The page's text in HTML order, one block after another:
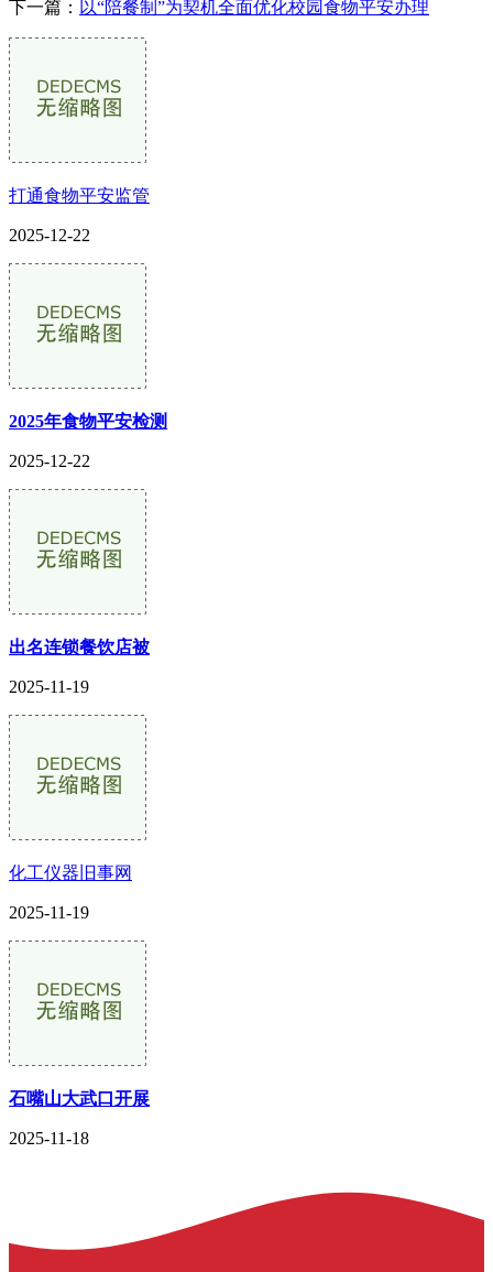
下一篇： 以“陪餐制”为契机全面优化校园食物平安办理
打通食物平安监管
2025-12-22
2025年食物平安检测
2025-12-22
出名连锁餐饮店被
2025-11-19
化工仪器旧事网
2025-11-19
石嘴山大武口开展
2025-11-18